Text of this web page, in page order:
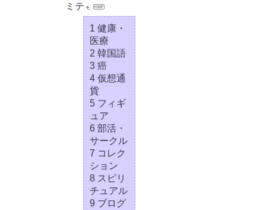
ミテ
1 健康・
医療
2 韓国語
3 癌
4 仮想通
貨
5 フィギ
ュア
6 部活・
サークル
7 コレク
ション
8 スピリ
チュアル
9 ブログ